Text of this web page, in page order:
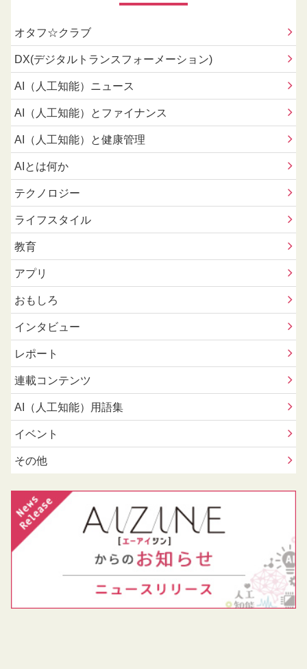
オタフ☆クラブ
DX(デジタルトランスフォーメーション)
AI（人工知能）ニュース
AI（人工知能）とファイナンス
AI（人工知能）と健康管理
AIとは何か
テクノロジー
ライフスタイル
教育
アプリ
おもしろ
インタビュー
レポート
連載コンテンツ
AI（人工知能）用語集
イベント
その他